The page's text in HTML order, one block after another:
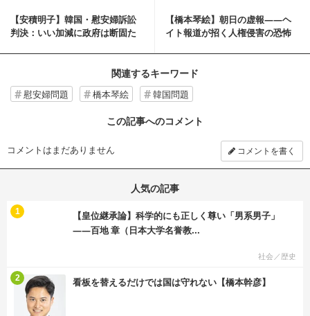
【安積明子】韓国・慰安婦訴訟
判決：いい加減に政府は断固た
【橋本琴絵】朝日の虚報――ヘ
イト報道が招く人権侵害の恐怖
関連するキーワード
慰安婦問題 橋本琴絵 韓国問題
この記事へのコメント
コメントはまだありません コメントを書く
人気の記事
【皇位継承論】科学的にも正しく尊い「男系男子」
――百地 章（日本大学名誉教...
社会／歴史
1
看板を替えるだけでは国は守れない【橋本幹彦】
2